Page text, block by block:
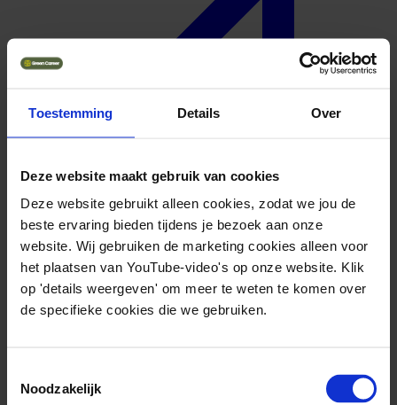
Toestemming Details Over
Deze website maakt gebruik van cookies
Deze website gebruikt alleen cookies, zodat we jou de
beste ervaring bieden tijdens je bezoek aan onze
website. Wij gebruiken de marketing cookies alleen voor
het plaatsen van YouTube-video's op onze website. Klik
op 'details weergeven' om meer te weten te komen over
de specifieke cookies die we gebruiken.
Noodzakelijk
Geuniformeerd